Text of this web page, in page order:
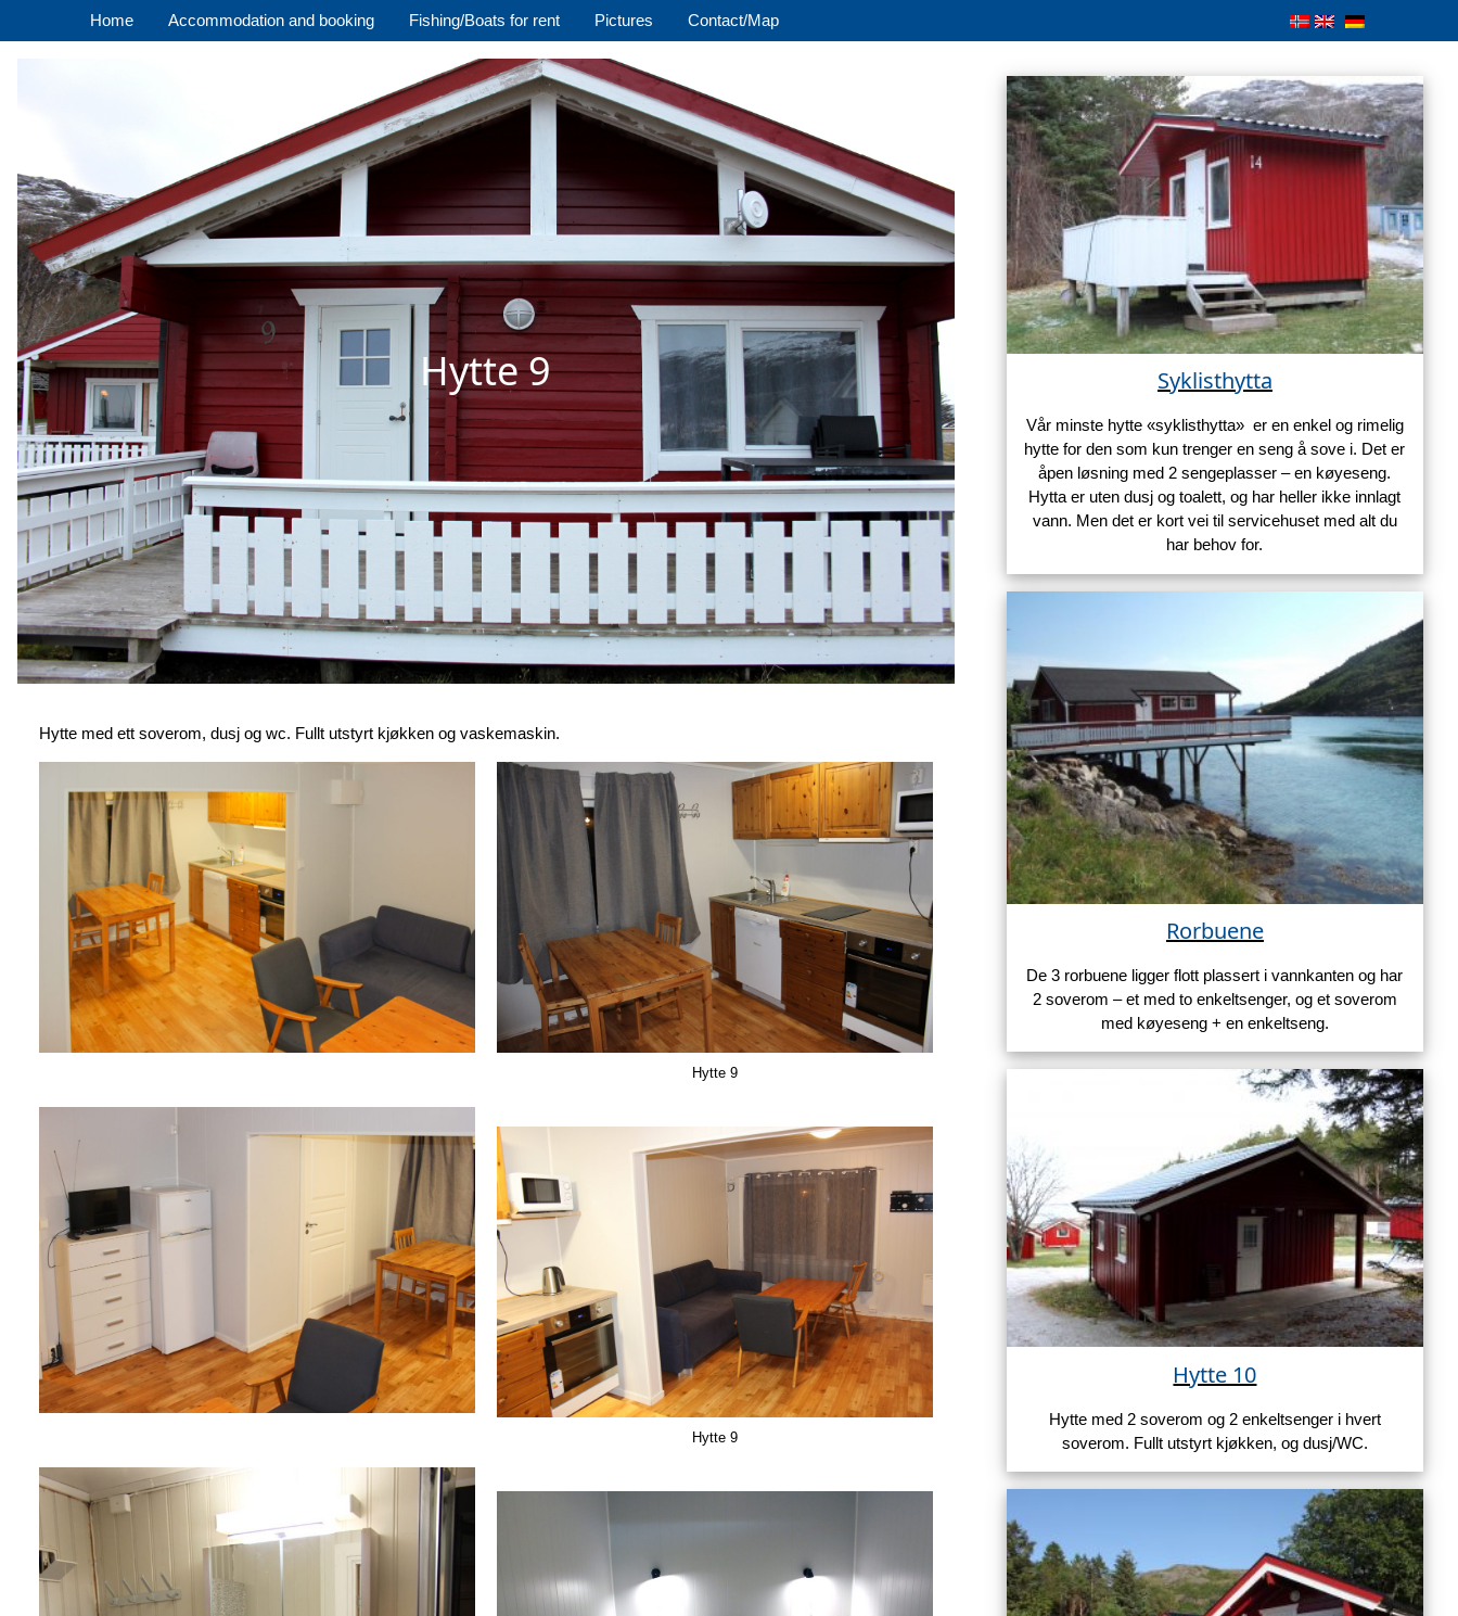
Home Accommodation and booking Fishing/Boats for rent Pictures Contact/Map
Hytte 9
Hytte med ett soverom, dusj og wc. Fullt utstyrt kjøkken og vaskemaskin.
Hytte 9
Hytte 9
Syklisthytta
Vår minste hytte «syklisthytta» er en enkel og rimelig
hytte for den som kun trenger en seng å sove i. Det er
åpen løsning med 2 sengeplasser – en køyeseng.
Hytta er uten dusj og toalett, og har heller ikke innlagt
vann. Men det er kort vei til servicehuset med alt du
har behov for.
Rorbuene
De 3 rorbuene ligger flott plassert i vannkanten og har
2 soverom – et med to enkeltsenger, og et soverom
med køyeseng + en enkeltseng.
Hytte 10
Hytte med 2 soverom og 2 enkeltsenger i hvert
soverom. Fullt utstyrt kjøkken, og dusj/WC.